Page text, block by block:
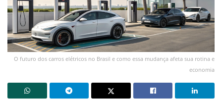
O futuro dos carros elétricos no Brasil e como essa mudança afeta sua rotina e
economia